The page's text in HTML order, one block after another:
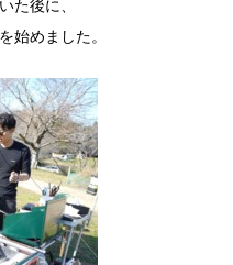
た後に、
始めました。